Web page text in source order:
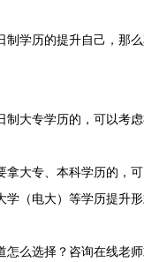
学历的提升自己，那么
大专学历的，可以考虑
大专、本科学历的，可
学（电大）等学历提升
怎么选择？咨询在线老